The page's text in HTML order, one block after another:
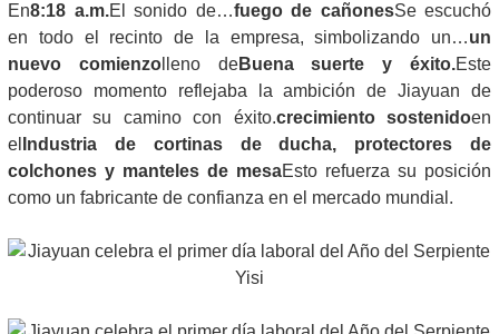
En8:18 a.m.El sonido de…fuego de cañonesSe escuchó
en todo el recinto de la empresa, simbolizando un…un
nuevo comienzolleno deBuena suerte y éxito.Este
poderoso momento reflejaba la ambición de Jiayuan de
continuar su camino con éxito.crecimiento sostenidoen
el Industria de cortinas de ducha, protectores de
colchones y manteles de mesaEsto refuerza su posición
como un fabricante de confianza en el mercado mundial.